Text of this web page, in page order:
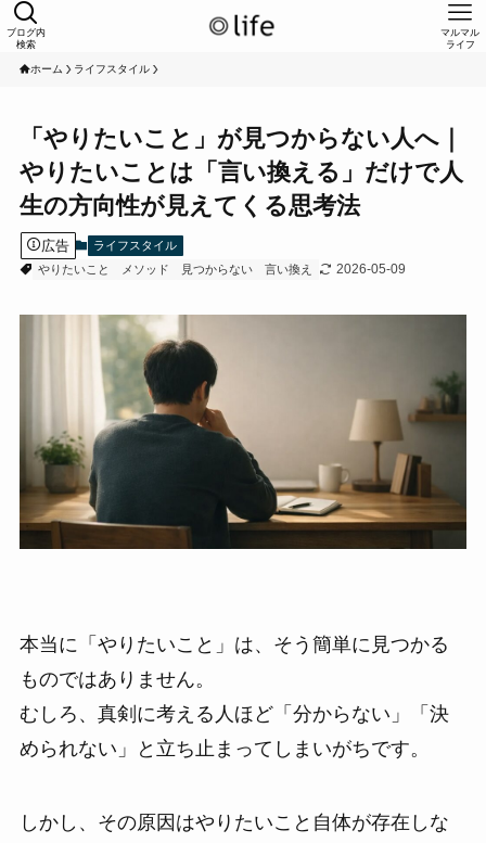
ブログ内
検索
マルマル
ライフ
ホーム ライフスタイル
「やりたいこと」が見つからない人へ｜
やりたいことは「言い換える」だけで人
生の方向性が見えてくる思考法
広告
ライフスタイル
やりたいこと
メソッド 見つからない 言い換え 2026-05-09
本当に「やりたいこと」は、そう簡単に見つかる
ものではありません。
むしろ、真剣に考える人ほど「分からない」「決
められない」と立ち止まってしまいがちです。
しかし、その原因はやりたいこと自体が存在しな